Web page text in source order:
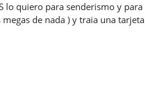
lo quiero para senderismo y para
de nada ) y traia una tarjeta